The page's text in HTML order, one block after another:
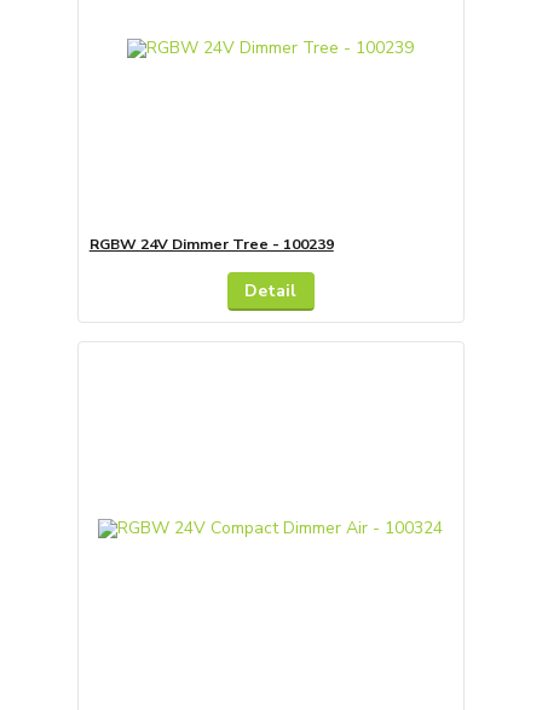
RGBW 24V Dimmer Tree - 100239
Detail